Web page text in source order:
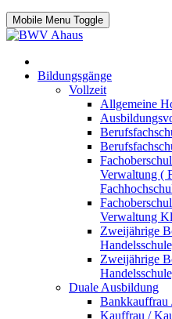
Mobile Menu Toggle
Bildungsgänge
Vollzeit
Allgemeine
Verwaltung (
Verwaltung
Zweijährige
Zweijährige
Duale Ausbildung
Bankkauffrau
Kauffrau /